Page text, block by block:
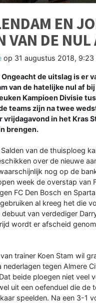
EN
VAN DE NUL
op 31 augustus 2018, 9:23
Ongeacht de uitslag is er
van de hatelijke nul af
Kampioen Divisie
teams zijn na twee
vrijdagavond in het Kras
brengen.
van de thuisploeg
over de nieuwe
nog op de
week de overstap van
FC Den Bosch en
al kreeg het die
van verdediger
wordt er afscheid
trainer Koen Stam wil
nederlagen tegen Almere
beide ploegen niet veel
uit een oefenduel die de
speelden. Na een 3-1